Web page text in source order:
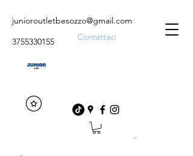
junioroutletbesozzo@gmail.com
Contattaci
3755330155